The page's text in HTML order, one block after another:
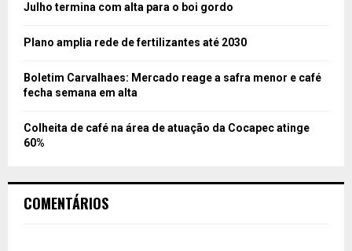
Julho termina com alta para o boi gordo
Plano amplia rede de fertilizantes até 2030
Boletim Carvalhaes: Mercado reage a safra menor e café
fecha semana em alta
Colheita de café na área de atuação da Cocapec atinge
60%
COMENTÁRIOS